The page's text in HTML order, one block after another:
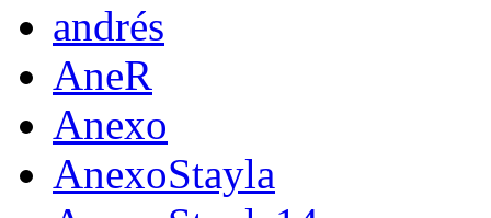
andrés
AneR
Anexo
AnexoStayla